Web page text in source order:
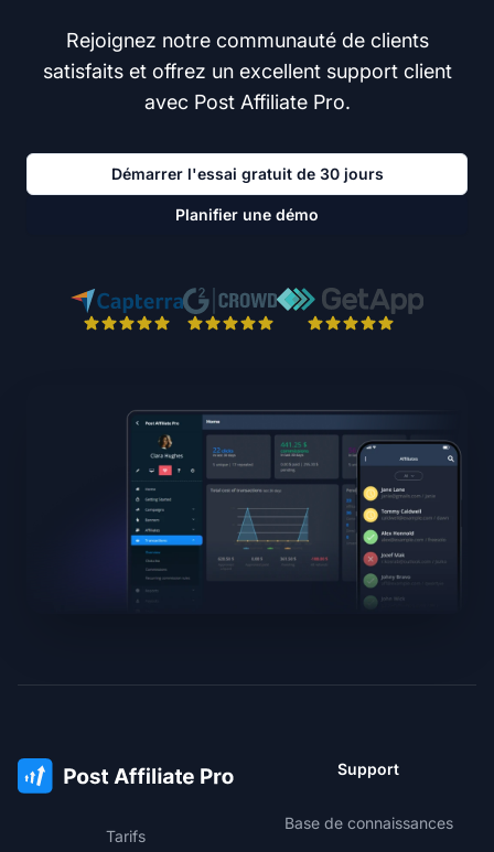
Rejoignez notre communauté de clients
satisfaits et offrez un excellent support client
avec Post Affiliate Pro.
Démarrer l'essai gratuit de 30 jours
Planifier une démo
Tarifs
Support
Base de connaissances